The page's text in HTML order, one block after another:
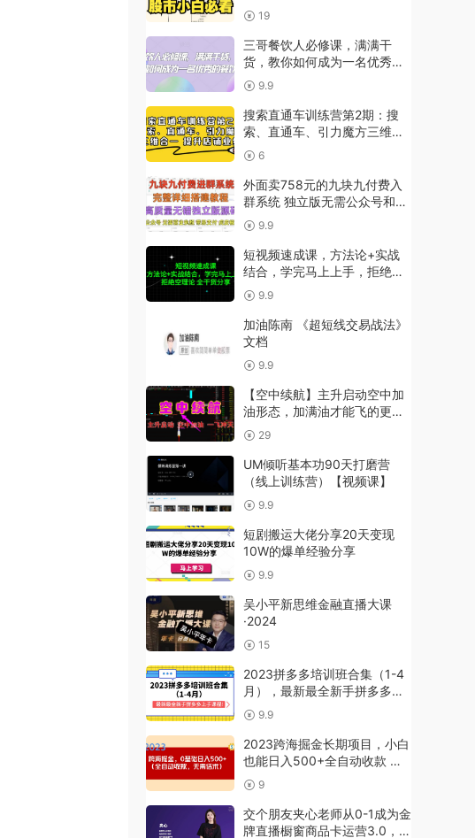
19
三哥餐饮人必修课，满满干
货，教你如何成为一名优秀的
餐饮人
9.9
搜索直通车训练营第2期：搜
索、直通车、引力魔方三维合
一提升店铺业绩
6
外面卖758元的九块九付费入
群系统 独立版无需公众号和营
业执照(教程+源码)
9.9
短视频速成课，方法论+实战
结合，学完马上上手，拒绝空
理论 全干货分享
9.9
加油陈南 《超短线交易战法》
文档
9.9
【空中续航】主升启动空中加
油形态，加满油才能飞的更高
更远（源码，无未来，手机可
用）
29
UM倾听基本功90天打磨营
（线上训练营）【视频课】
9.9
短剧搬运大佬分享20天变现
10W的爆单经验分享
9.9
吴小平新思维金融直播大课
·2024
15
2023拼多多培训班合集（1-4
月），最新最全新手拼多多上
手课程!
9.9
2023跨海掘金长期项目，小白
也能日入500+全自动收款 无
需话术
9
交个朋友夹心老师从0-1成为金
牌直播橱窗商品卡运营3.0，基